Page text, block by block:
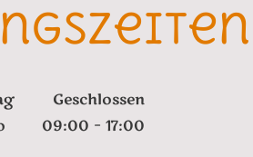
Geschlossen
09:00 – 17:00